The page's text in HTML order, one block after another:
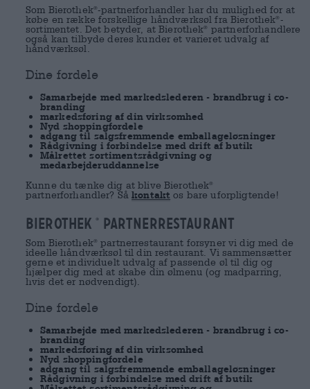
Som Bierothek® -partnerforhandler har du mulighed for at
købe en række forskellige håndværksøl fra Bierothek® -
sortimentet. Det betyder, at Bierothek®
partnerforhandlere
også kan tilbyde deres kunder et varieret udvalg af
håndværksøl.
Dine fordele
Samarbejde med markedslederen - brandbrug i co-
branding
markedsføring af din virksomhed
Nyd shoppingfordele
adgang til salgsfremmende emballageløsninger
Rådgivning i forbindelse med drift af butik
Målrettet sortimentsrådgivning og
medarbejderuddannelse
Kunne du tænke dig at blive Bierothek®
partnerforhandler? Såkontakt os bare uforpligtende!
Bierothek ® partnerrestaurant
Som Bierothek®
partnerrestaurant forsyner vi dig med de
ideelle håndværksøl til din restaurant. Vi sammensætter
gerne et individuelt udvalg af passende øl til dig og
hjælper dig med at skabe din ølmenu (og madparring,
hvis det er nødvendigt).
Dine fordele
Samarbejde med markedslederen - brandbrug i co-
branding
markedsføring af din virksomhed
Nyd shoppingfordele
adgang til salgsfremmende emballageløsninger
Rådgivning i forbindelse med drift af butik